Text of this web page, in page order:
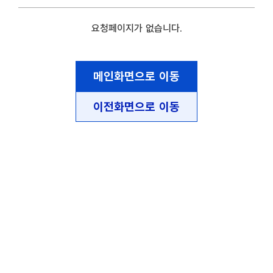
요청페이지가 없습니다.
메인화면으로 이동
이전화면으로 이동